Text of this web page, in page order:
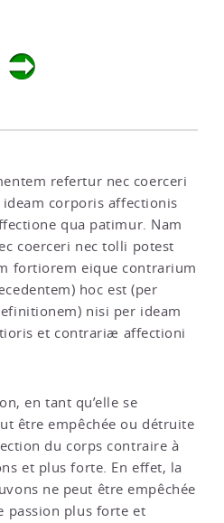
refertur nec coerceri
corporis affectionis
qua patimur. Nam
coerceri nec tolli potest
fortiorem eique contrarium
hoc est (per
nisi per ideam
et contrariæ affectioni
en tant qu’elle se
être empêchée ou détruite
du corps contraire à
et plus forte. En effet, la
ne peut être empêchée
passion plus forte et